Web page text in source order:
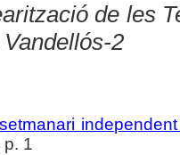
de les
2
p. 1